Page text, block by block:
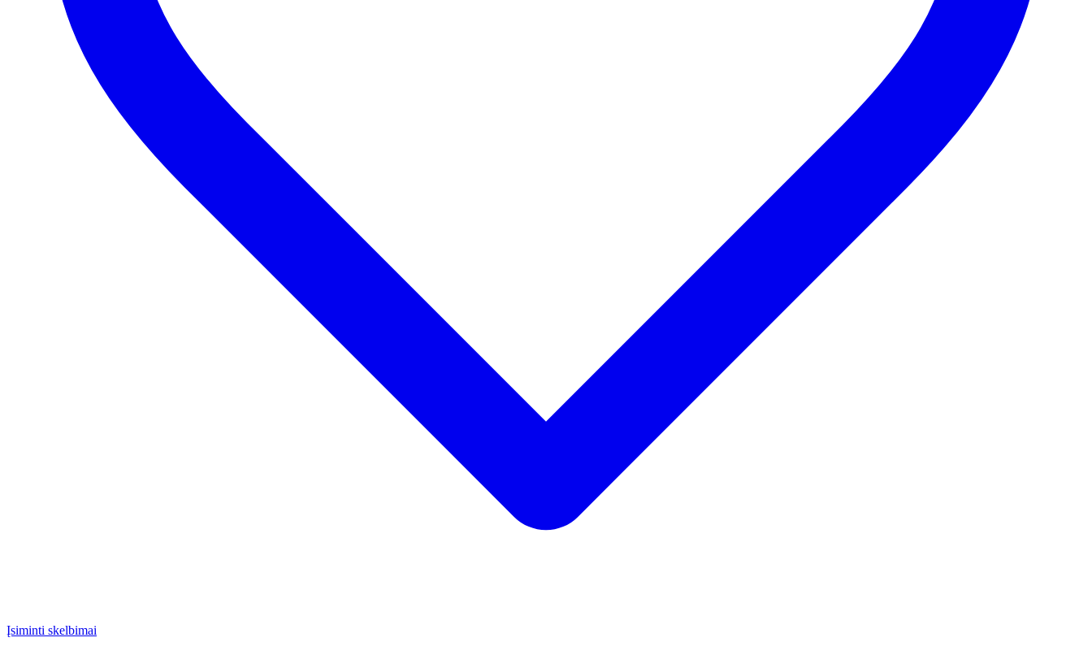
Įsiminti skelbimai